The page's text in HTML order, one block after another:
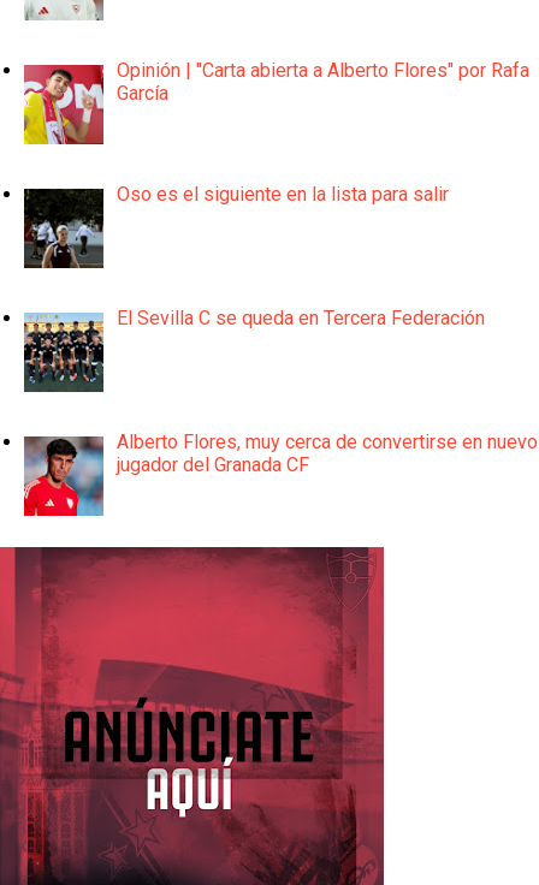
Opinión | "Carta abierta a Alberto Flores" por Rafa
García
Oso es el siguiente en la lista para salir
El Sevilla C se queda en Tercera Federación
Alberto Flores, muy cerca de convertirse en nuevo
jugador del Granada CF